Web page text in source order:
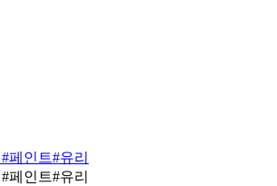
#페인트#유리
#페인트#유리